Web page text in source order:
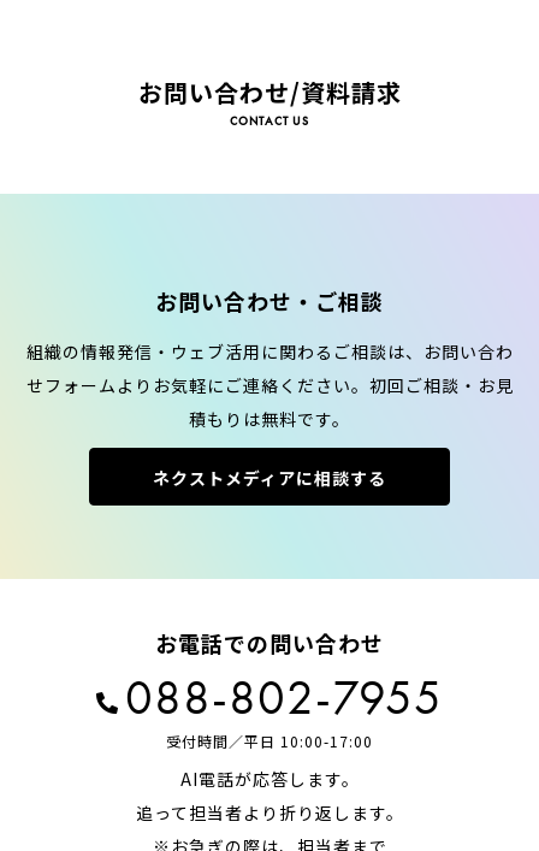
お問い合わせ/資料請求
CONTACT US
お問い合わせ・ご相談
組織の情報発信・ウェブ活用に関わるご相談は、お問い合わ
せフォームよりお気軽にご連絡ください。初回ご相談・お見
積もりは無料です。
ネクストメディアに相談する
お電話での問い合わせ
088-802-7955
受付時間／平日 10:00-17:00
AI電話が応答します。
追って担当者より折り返します。
※お急ぎの際は、担当者まで